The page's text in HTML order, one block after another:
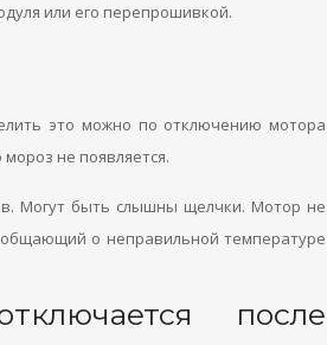
или его перепрошивкой.
это можно по отключению мотора
не появляется.
Могут быть слышны щелчки. Мотор не
о неправильной температуре
после